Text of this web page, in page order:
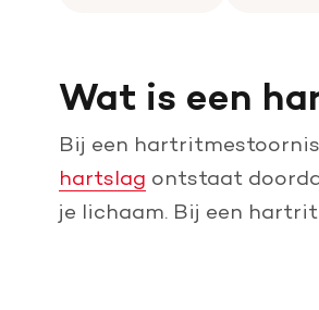
Wat is een
Bij een
hartslag ontstaat
je lichaam. Bij een